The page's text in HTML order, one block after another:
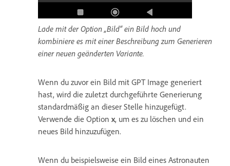
Lade mit der Option „Bild“ ein Bild hoch und
kombiniere es mit einer Beschreibung zum Generieren
einer neuen geänderten Variante.
Wenn du zuvor ein Bild mit GPT Image generiert
hast, wird die zuletzt durchgeführte Generierung
standardmäßig an dieser Stelle hinzugefügt.
Verwende die Option x, um es zu löschen und ein
neues Bild hinzuzufügen.
Wenn du beispielsweise ein Bild eines Astronauten